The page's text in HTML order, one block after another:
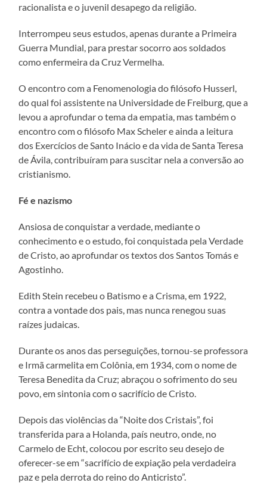
racionalista e o juvenil desapego da religião.
Interrompeu seus estudos, apenas durante a Primeira
Guerra Mundial, para prestar socorro aos soldados
como enfermeira da Cruz Vermelha.
O encontro com a Fenomenologia do filósofo Husserl,
do qual foi assistente na Universidade de Freiburg, que a
levou a aprofundar o tema da empatia, mas também o
encontro com o filósofo Max Scheler e ainda a leitura
dos Exercícios de Santo Inácio e da vida de Santa Teresa
de Ávila, contribuíram para suscitar nela a conversão ao
cristianismo.
Fé e nazismo
Ansiosa de conquistar a verdade, mediante o
conhecimento e o estudo, foi conquistada pela Verdade
de Cristo, ao aprofundar os textos dos Santos Tomás e
Agostinho.
Edith Stein recebeu o Batismo e a Crisma, em 1922,
contra a vontade dos pais, mas nunca renegou suas
raízes judaicas.
Durante os anos das perseguições, tornou-se professora
e Irmã carmelita em Colônia, em 1934, com o nome de
Teresa Benedita da Cruz; abraçou o sofrimento do seu
povo, em sintonia com o sacrifício de Cristo.
Depois das violências da “Noite dos Cristais”, foi
transferida para a Holanda, país neutro, onde, no
Carmelo de Echt, colocou por escrito seu desejo de
oferecer-se em “sacrifício de expiação pela verdadeira
paz e pela derrota do reino do Anticristo”.